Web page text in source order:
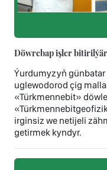
Döwrebap işler bitirilýär
Ýurdumyzyň
uglewodorod çig
«Türkmennebit»
irginsiz we netijeli
getirmek kyndyr.